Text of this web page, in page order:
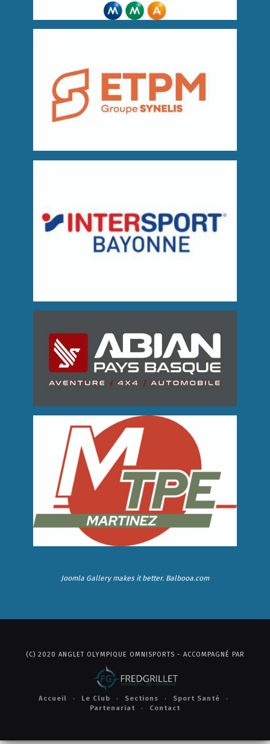
Joomla Gallerymakes it better. Balbooa.com
(C) 2020 ANGLET OLYMPIQUE OMNISPORTS - ACCOMPAGNÉ PAR
Accueil Le Club Sections
Sport Santé
Partenariat
Contact